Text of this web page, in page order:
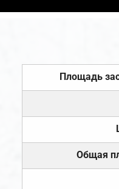
Площадь
Общая